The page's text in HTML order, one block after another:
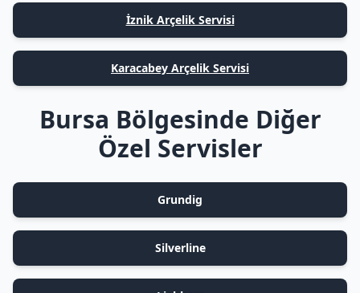
İznik Arçelik Servisi
Karacabey Arçelik Servisi
Bursa Bölgesinde Diğer
Özel Servisler
Grundig
Silverline